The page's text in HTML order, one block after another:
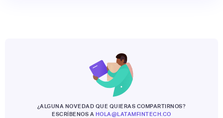
¿ALGUNA NOVEDAD QUE QUIERAS COMPARTIRNOS?
ESCRÍBENOS A HOLA@LATAMFINTECH.CO